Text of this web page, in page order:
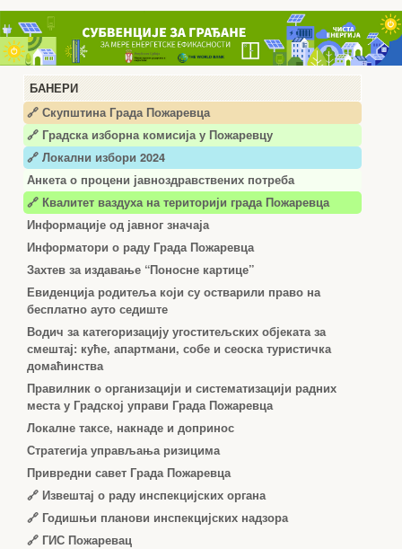
БАНЕРИ
🔗 Скупштина Града Пожаревца
🔗 Градска изборна комисија у Пожаревцу
🔗 Локални избори 2024
Анкета о процени јавноздравствених потреба
🔗 Квалитет ваздуха на територији града Пожаревца
Информације од јавног значаја
Информатори о раду Града Пожаревца
Захтев за издавање “Поносне картице”
Евиденција родитеља који су остварили право на
бесплатно ауто седиште
Водич за категоризацију угоститељских објеката за
смештај: куће, апартмани, собе и сеоска туристичка
домаћинства
Правилник о организацији и систематизацији радних
места у Градској управи Града Пожаревца
Локалне таксе, накнаде и допринос
Стратегија управљања ризицима
Привредни савет Града Пожаревца
🔗 Извештај о раду инспекцијских органа
🔗 Годишњи планови инспекцијских надзора
🔗 ГИС Пожаревац